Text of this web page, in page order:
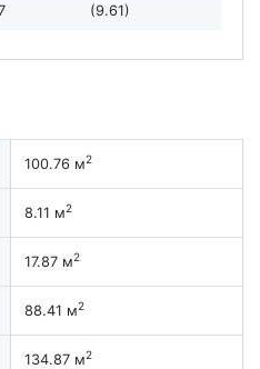
(9.61)
100.76 м2
8.11 м2
17.87 м2
88.41 м2
134.87 м2